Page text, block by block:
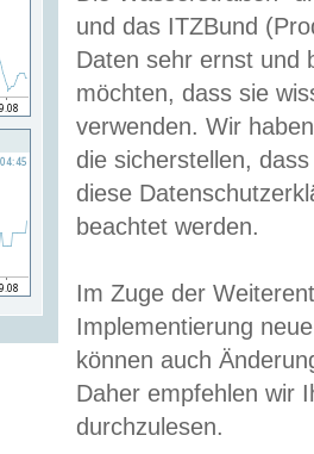
und das ITZBund
Daten sehr ernst und
möchten, dass sie
verwenden. Wir
die sicherstellen,
diese
beachtet werden.
Im Zuge der
Implementierung
können auch
Daher empfehlen wir
durchzulesen.